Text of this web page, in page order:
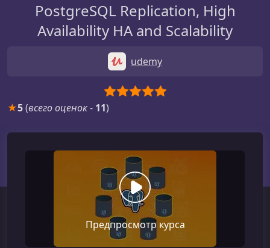
PostgreSQL Replication, High
Availability HA and Scalability
udemy
★5(всего оценок- 11)
Предпросмотр курса